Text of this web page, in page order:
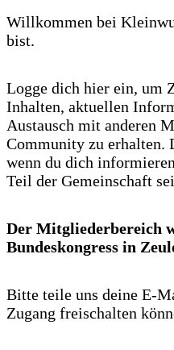
Willkommen bei
bist.
Logge dich hier ein, um
Inhalten, aktuellen
Austausch mit anderen
Community zu erhalten.
wenn du dich
Teil der Gemeinschaft
Der Mitgliederbereich
Bundeskongress in
Bitte teile uns deine E-
Zugang freischalten